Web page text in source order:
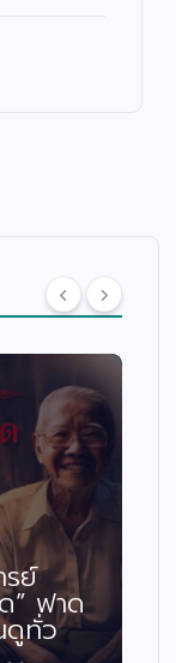
รย์
” ฟาด
ดูทั่ว